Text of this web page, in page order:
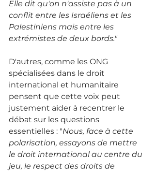
Elle dit qu'on n'assiste pas à un
conflit entre les Israéliens et les
Palestiniens mais entre les
extrémistes de deux bords."
D'autres, comme les ONG
spécialisées dans le droit
international et humanitaire
pensent que cette voix peut
justement aider à recentrer le
débat sur les questions
essentielles : "Nous, face à cette
polarisation, essayons de mettre
le droit international au centre du
jeu, le respect des droits de